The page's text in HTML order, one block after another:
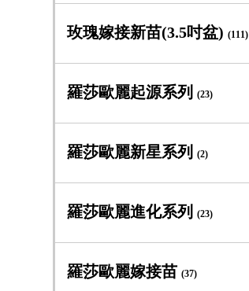
大輪矮叢
迷你玫瑰(0)
蔓性玫瑰(0)
古典玫瑰及原種
砧木用(0)
玫瑰新苗(3.5吋盆)全部(189)
大輪矮叢
迷你玫瑰(11)
蔓性玫瑰(1)
古典玫瑰及原種
玫瑰嫁接新苗(3.5吋盆)(111)
玫瑰嫁接新苗(3.5吋盆)全部
大輪矮叢
迷你玫瑰(3)
羅莎歐麗起源系列(23)
羅莎歐麗起源系列全部
大輪矮叢
迷你玫瑰(2)
羅莎歐麗新星系列(2)
羅莎歐麗新星系列全部
大輪矮叢
羅莎歐麗進化系列(23)
羅莎歐麗進化系列全部
羅莎歐麗嫁接苗(37)